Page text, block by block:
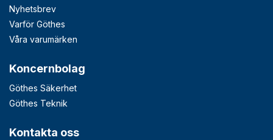
Nyhetsbrev
Varför Göthes
Våra varumärken
Koncernbolag
Göthes Säkerhet
Göthes Teknik
Kontakta oss